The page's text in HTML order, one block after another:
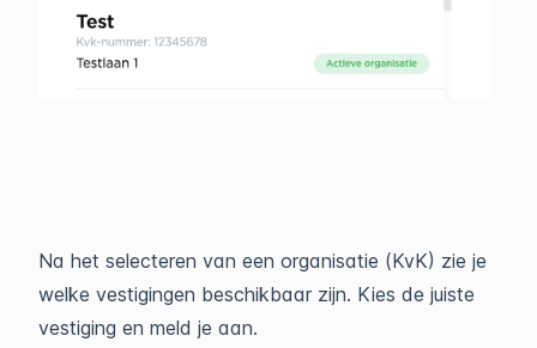
Na het selecteren van een organisatie (KvK) zie je
welke vestigingen beschikbaar zijn. Kies de juiste
vestiging en meld je aan.